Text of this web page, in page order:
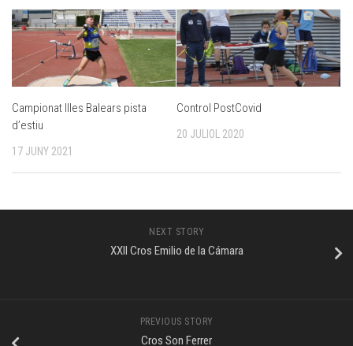
Campionat Illes Balears pista
d’estiu
17 JUNY 2021
Control PostCovid
20 JULIOL 2020
NEXT STORY
XXII Cros Emilio de la Cámara
PREVIOUS STORY
Cros Son Ferrer